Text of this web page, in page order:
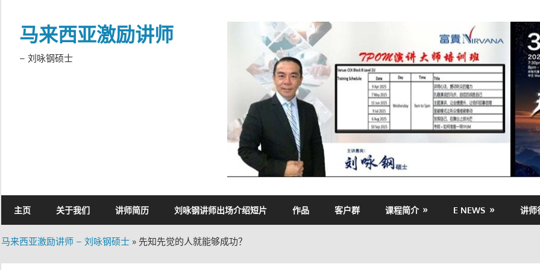
content马来西亚激励讲师
– 刘咏钢硕士
主页 关于我们 讲师简历 刘咏钢讲师出场介绍短片 作品 客户群 课程简介 E NEWS 讲师
马来西亚激励讲师 – 刘咏钢硕士 » 先知先觉的人就能够成功？